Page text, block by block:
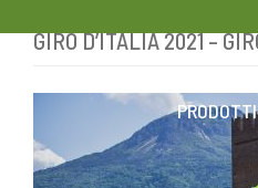
Skip
content
PRODOTTI
GIRO D’ITALIA 2021 –